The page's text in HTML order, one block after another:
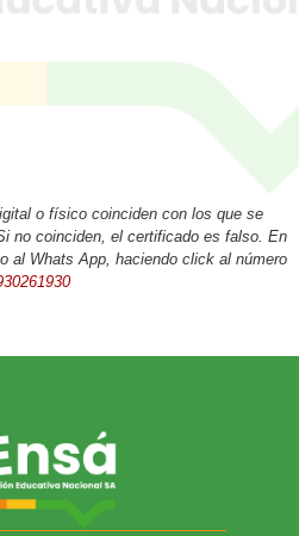
o físico coinciden con los que se
no coinciden, el certificado es falso. En
al Whats App, haciendo click al número